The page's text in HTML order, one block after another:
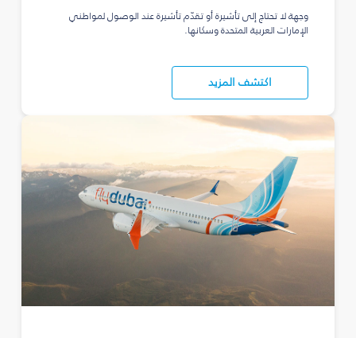
وجهة لا تحتاج إلى تأشيرة أو تقدّم تأشيرة عند الوصول لمواطني
الإمارات العربية المتحدة وسكانها.
اكتشف المزيد